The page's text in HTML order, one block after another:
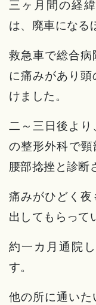
三ヶ月間の経
は、廃車になる
救急車で総合病
に痛みがあり
けました。
二～三日後より
の整形外科で頸
腰部捻挫と診断
痛みがひどく夜
出してもらって
約一カ月通院
す。
他の所に通い